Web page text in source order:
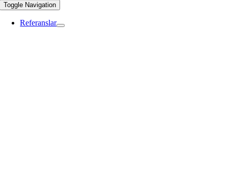
Toggle Navigation
Referanslar